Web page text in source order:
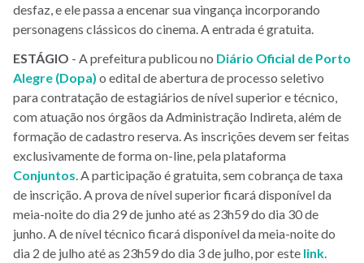
desfaz, e ele passa a encenar sua vingança incorporando
personagens clássicos do cinema. A entrada é gratuita.
ESTÁGIO - A prefeitura publicou no Diário Oficial de Porto
Alegre (Dopa) o edital de abertura de processo seletivo
para contratação de estagiários de nível superior e técnico,
com atuação nos órgãos da Administração Indireta, além de
formação de cadastro reserva. As inscrições devem ser feitas
exclusivamente de forma on-line, pela plataforma
Conjuntos . A participação é gratuita, sem cobrança de taxa
de inscrição. A prova de nível superior ficará disponível da
meia-noite do dia 29 de junho até as 23h59 do dia 30 de
junho. A de nível técnico ficará disponível da meia-noite do
dia 2 de julho até as 23h59 do dia 3 de julho, por este link